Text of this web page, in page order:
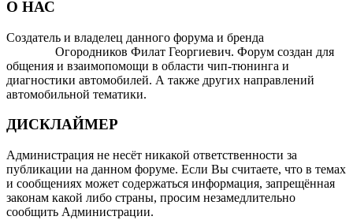
О НАС
Создатель и владелец данного форума и бренда
Огородников Филат Георгиевич. Форум создан для
общения и взаимопомощи в области чип-тюнинга и
диагностики автомобилей. А также других направлений
автомобильной тематики.
ДИСКЛАЙМЕР
Администрация не несёт никакой ответственности за
публикации на данном форуме. Если Вы считаете, что в темах
и сообщениях может содержаться информация, запрещённая
законам какой либо страны, просим незамедлительно
сообщить Администрации.